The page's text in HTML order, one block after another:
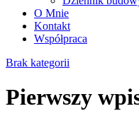
O Mnie
Kontakt
Współpraca
Brak kategorii
Pierwszy